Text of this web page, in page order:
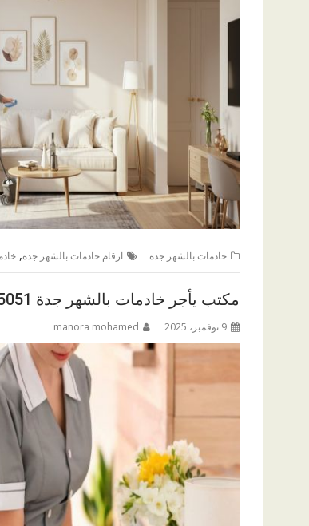
خادمات بالشهر جدة ارقام خادمات بالشهر جدة,
مكتب يأجر خادمات بالشهر جدة 0543475051
9 نوفمبر، 2025 manora mohamed